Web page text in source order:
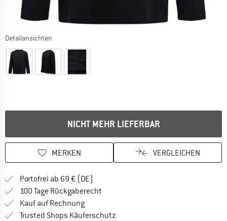
Detailansichten
NICHT MEHR LIEFERBAR
MERKEN VERGLEICHEN
Portofrei ab 69 € (DE)
100 Tage Rückgaberecht
Kauf auf RechnungFinde die Zahlungs-Infos hier! Öffnet
Trusted Shops Käuferschutz